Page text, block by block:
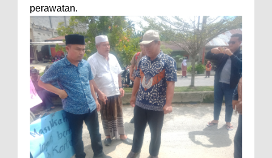
perawatan.